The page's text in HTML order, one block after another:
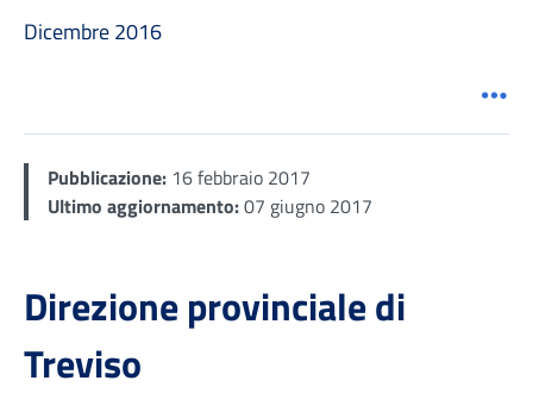
Dicembre 2016
Pubblicazione: 16 febbraio 2017
Ultimo aggiornamento:07 giugno 2017
Direzione provinciale di
Treviso